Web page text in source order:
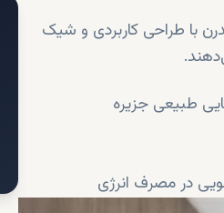
طبیعی جزیره
در مصرف انرژی